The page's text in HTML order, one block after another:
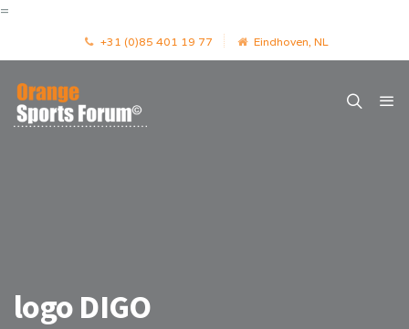
=
+31 (0)85 401 19 77 Eindhoven, NL
logo DIGO